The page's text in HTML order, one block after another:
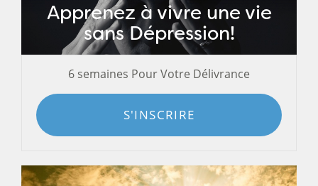
Apprenez à vivre une vie
sans Dépression!
6 semaines Pour Votre Délivrance
S'INSCRIRE